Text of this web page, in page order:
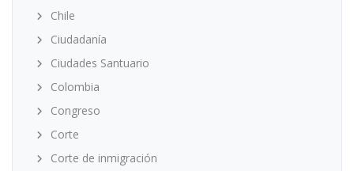
Chile
Ciudadanía
Ciudades Santuario
Colombia
Congreso
Corte
Corte de inmigración